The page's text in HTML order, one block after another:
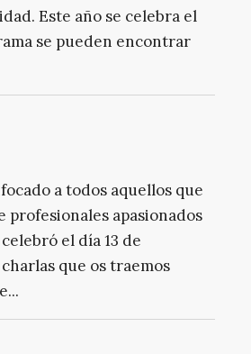
Este año se celebra el
se pueden encontrar
a todos aquellos que
profesionales apasionados
el día 13 de
que os traemos